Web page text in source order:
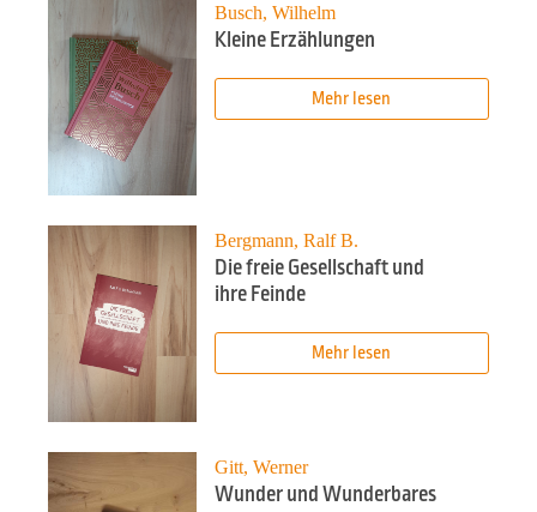
Busch, Wilhelm
Kleine Erzählungen
Mehr lesen
Bergmann, Ralf B.
Die freie Gesellschaft und
ihre Feinde
Mehr lesen
Gitt, Werner
Wunder und Wunderbares